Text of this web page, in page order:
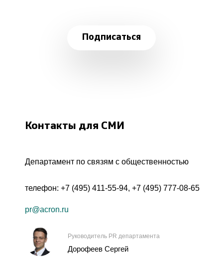
Подписаться
Контакты для СМИ
Департамент по связям с общественностью
телефон: +7 (495) 411-55-94, +7 (495) 777-08-65
pr@acron.ru
Руководитель PR департамента
Дорофеев Сергей